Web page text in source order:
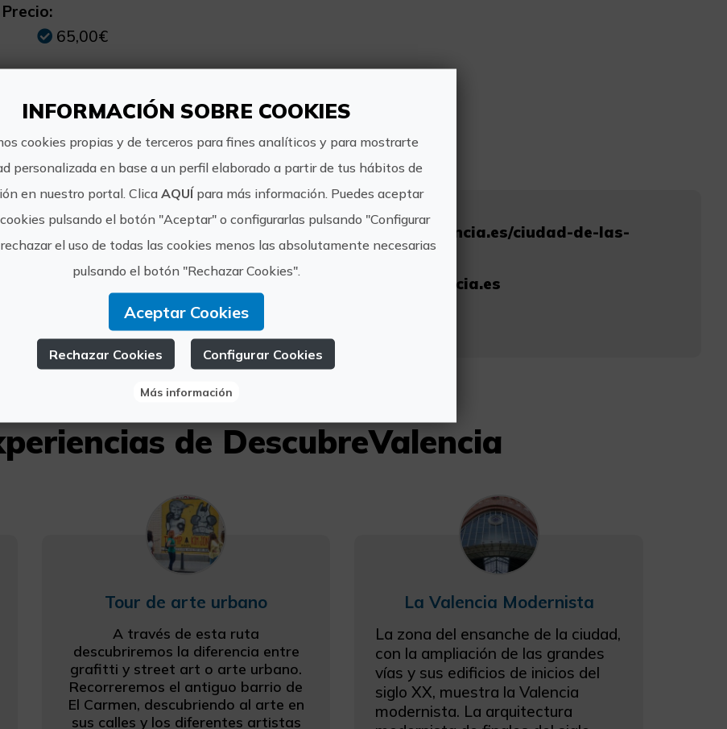
Precio:
65,00€
Incluye entradas al Museo de ciencias y Oceanogràfic.
https://descubrevalencia.es/ciudad-de-las-
artes-y-las-ciencias/
info@descubrevalencia.es
de DescubreValencia
Tour de arte urbano
A través de esta ruta
descubriremos la diferencia entre
grafitti y street art o arte urbano.
Recorreremos el antiguo barrio de
El Carmen, descubriendo al arte en
sus calles y los diferentes artistas
La Valencia Modernista
La zona del ensanche de la ciudad,
con la ampliación de las grandes
vías y sus edificios de inicios del
siglo XX, muestra la Valencia
modernista. La arquitectura
INFORMACIÓN SOBRE COOKIES
cookies propias y de terceros para fines analíticos y para mostrarte
personalizada en base a un perfil elaborado a partir de tus hábitos de
en nuestro portal. Clica AQUÍpara más información. Puedes aceptar
pulsando el botón "Aceptar" o configurarlas pulsando "Configurar
el uso de todas las cookies menos las absolutamente necesarias
pulsando el botón "Rechazar Cookies".
Aceptar Cookies
Rechazar Cookies Configurar Cookies
Más información